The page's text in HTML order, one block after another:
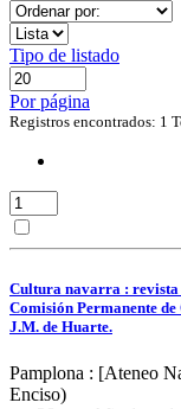
Tipo de listado
Por página
Registros encontrados: 1
Cultura navarra : revista
Comisión Permanente
J.M. de Huarte.
Pamplona : [Ateneo
Enciso)